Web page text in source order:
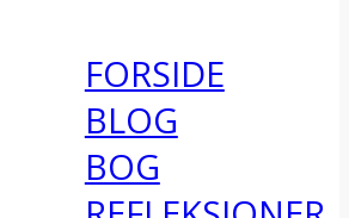
FORSIDE
BLOG
BOG